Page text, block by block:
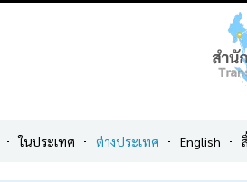
ในประเทศ ต่างประเทศ English